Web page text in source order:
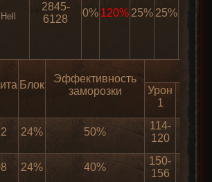
Hell
2845-
6128
0% 120% 25% 25%
Блок
Эффективность
заморозки
Урон
1
24% 50%
114-
120
24% 40%
150-
156